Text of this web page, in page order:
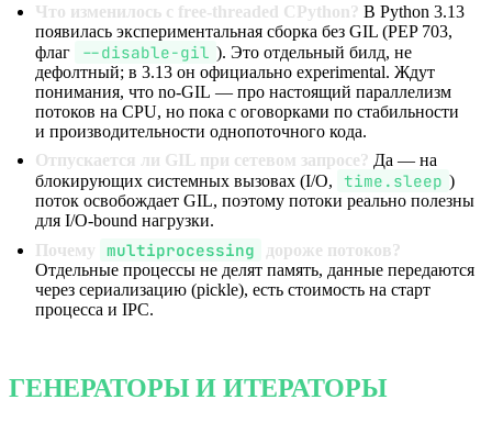
Что изменилось с free-threaded CPython? В Python 3.13
появилась экспериментальная сборка без GIL (PEP 703,
флаг
--disable-gil ). Это отдельный билд, не
дефолтный; в 3.13 он официально experimental. Ждут
понимания, что no-GIL — про настоящий параллелизм
потоков на CPU, но пока с оговорками по стабильности
и производительности однопоточного кода.
Отпускается ли GIL при сетевом запросе? Да — на
блокирующих системных вызовах (I/O,
time.sleep )
поток освобождает GIL, поэтому потоки реально полезны
для I/O-bound нагрузки.
Почему
multiprocessing
дороже потоков?
Отдельные процессы не делят память, данные передаются
через сериализацию (pickle), есть стоимость на старт
процесса и IPC.
ГЕНЕРАТОРЫ И ИТЕРАТОРЫ